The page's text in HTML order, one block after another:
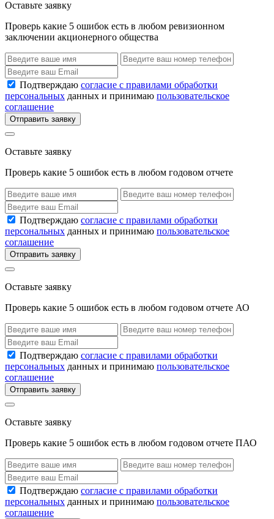
Оставьте заявку
Проверь какие 5 ошибок есть в любом ревизионном
заключении акционерного общества
Подтверждаю согласие с правилами обработки
персональных данных и принимаю пользовательское
соглашение
Отправить заявку
Оставьте заявку
Проверь какие 5 ошибок есть в любом годовом отчете
Подтверждаю согласие с правилами обработки
персональных данных и принимаю пользовательское
соглашение
Отправить заявку
Оставьте заявку
Проверь какие 5 ошибок есть в любом годовом отчете АО
Подтверждаю согласие с правилами обработки
персональных данных и принимаю пользовательское
соглашение
Отправить заявку
Оставьте заявку
Проверь какие 5 ошибок есть в любом годовом отчете ПАО
Подтверждаю согласие с правилами обработки
персональных данных и принимаю пользовательское
соглашение